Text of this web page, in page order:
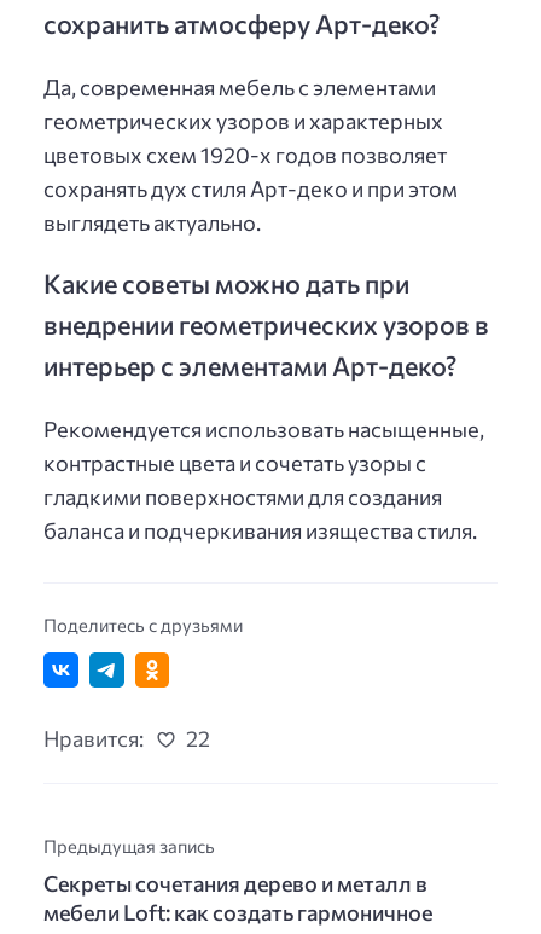
сохранить атмосферу Арт-деко?
Да, современная мебель с элементами
геометрических узоров и характерных
цветовых схем 1920-х годов позволяет
сохранять дух стиля Арт-деко и при этом
выглядеть актуально.
Какие советы можно дать при
внедрении геометрических узоров в
интерьер с элементами Арт-деко?
Рекомендуется использовать насыщенные,
контрастные цвета и сочетать узоры с
гладкими поверхностями для создания
баланса и подчеркивания изящества стиля.
Поделитесь с друзьями
Нравится: 22
Предыдущая запись
Секреты сочетания дерево и металл в
мебели Loft: как создать гармоничное